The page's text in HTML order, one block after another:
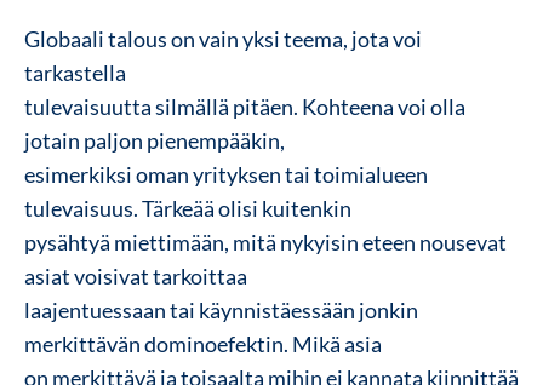
Globaali talous on vain yksi teema, jota voi
tarkastella
tulevaisuutta silmällä pitäen. Kohteena voi olla
jotain paljon pienempääkin,
esimerkiksi oman yrityksen tai toimialueen
tulevaisuus.Tärkeää olisi kuitenkin
pysähtyä miettimään, mitä nykyisin eteen nousevat
asiat voisivat tarkoittaa
laajentuessaan tai käynnistäessään jonkin
merkittävän dominoefektin. Mikä asia
on merkittävä ja toisaalta mihin ei kannata kiinnittää